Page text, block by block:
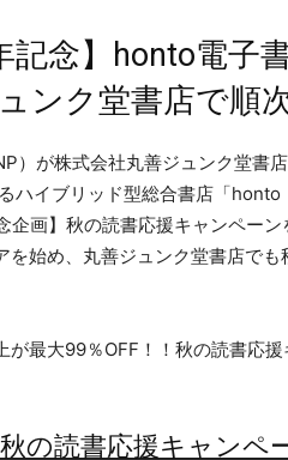
記念】honto電子
ンク堂書店で順
）が株式会社丸善ジュンク堂書
ハイブリッド型総合書店「honto
企画】秋の読書応援キャンペー
始め、丸善ジュンク堂書店で
の読書応援キャンペ